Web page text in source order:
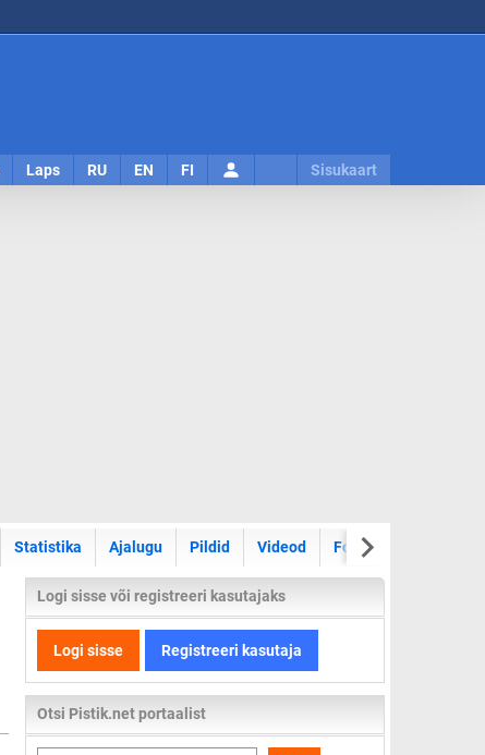
Laps RU EN FI Sisukaart
Statistika Ajalugu Pildid Videod Foorum
Logi sisse või registreeri kasutajaks
Logi sisse Registreeri kasutaja
Otsi Pistik.net portaalist